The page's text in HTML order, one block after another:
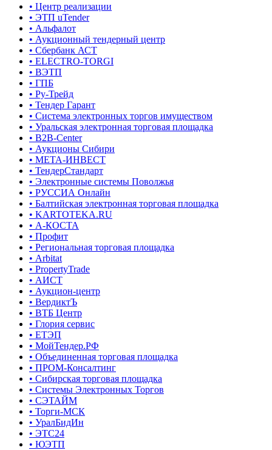
• Центр реализации
• ЭТП uTender
• Альфалот
• Аукционный тендерный центр
• Сбербанк АСТ
• ELECTRO-TORGI
• ВЭТП
• ГПБ
• Ру-Трейд
• Тендер Гарант
• Система электронных торгов имуществом
• Уральская электронная торговая площадка
• B2B-Center
• Аукционы Сибири
• МЕТА-ИНВЕСТ
• ТендерСтандарт
• Электронные системы Поволжья
• РУССИА Онлайн
• Балтийская электронная торговая площадка
• KARTOTEKA.RU
• А-КОСТА
• Профит
• Региональная торговая площадка
• Arbitat
• PropertyTrade
• АИСТ
• Аукцион-центр
• ВердиктЪ
• ВТБ Центр
• Глория сервис
• ЕТЭП
• МойТендер.РФ
• Объединенная торговая площадка
• ПРОМ-Консалтинг
• Сибирская торговая площадка
• Системы Электронных Торгов
• СЭТАЙМ
• Торги-МСК
• УралБидИн
• ЭТС24
• ЮЭТП